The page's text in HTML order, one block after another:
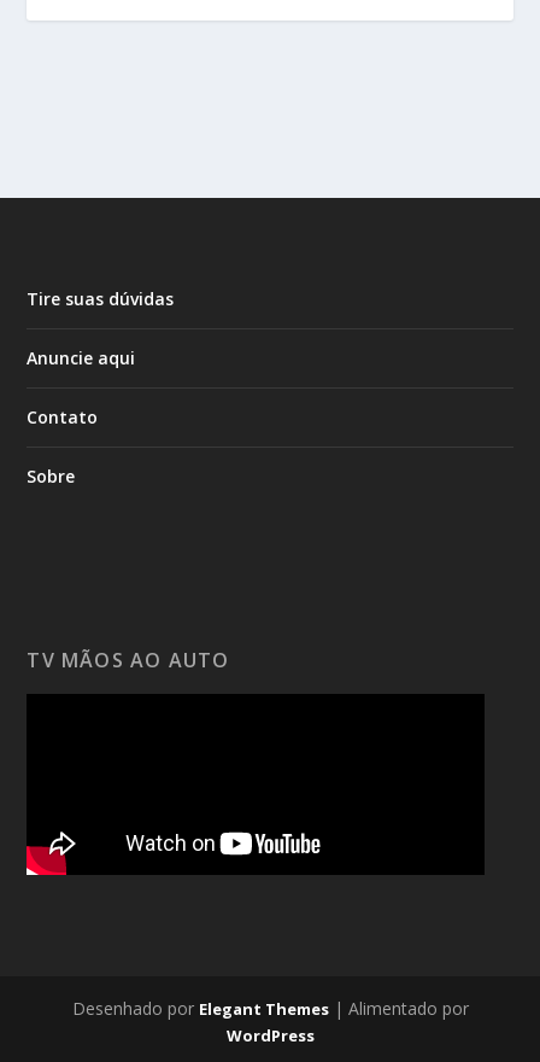
Tire suas dúvidas
Anuncie aqui
Contato
Sobre
TV MÃOS AO AUTO
Desenhado por Elegant Themes| Alimentado por
WordPress